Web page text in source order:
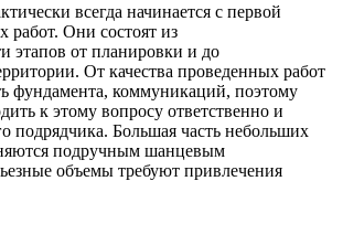
всегда начинается с первой
работ. Они состоят из
этапов от планировки и до
От качества проведенных работ
фундамента, коммуникаций, поэтому
к этому вопросу ответственно и
подрядчика. Большая часть небольших
подручным шанцевым
объемы требуют привлечения